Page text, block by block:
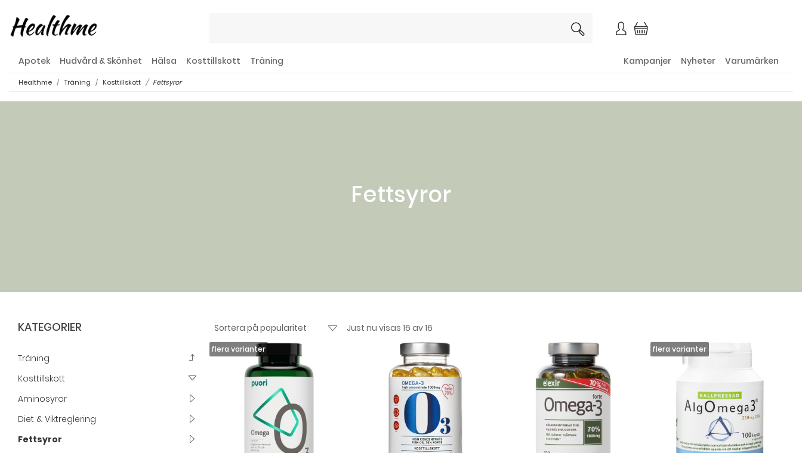
Apotek Hudvård & Skönhet Hälsa Kosttillskott Träning Kampanjer Nyheter Varumärken
Healthme Träning Kosttillskott Fettsyror
Fettsyror
KATEGORIER
Träning
Kosttillskott
Aminosyror
Diet & Viktreglering
Fettsyror
Just nu visas 16 av 16